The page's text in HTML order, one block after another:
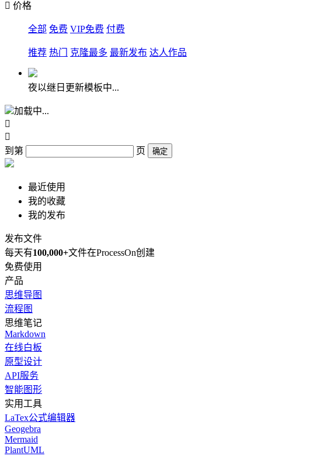
 价格
全部 免费 VIP免费 付费
推荐 热门 克隆最多 最新发布 达人作品
夜以继日更新模板中...
加载中...


到第
页 确定
最近使用
我的收藏
我的发布
发布文件
每天有100,000+文件在ProcessOn创建
免费使用
产品
思维导图
流程图
思维笔记
Markdown
在线白板
原型设计
API服务
智能图形
实用工具
LaTex公式编辑器
Geogebra
Mermaid
PlantUML